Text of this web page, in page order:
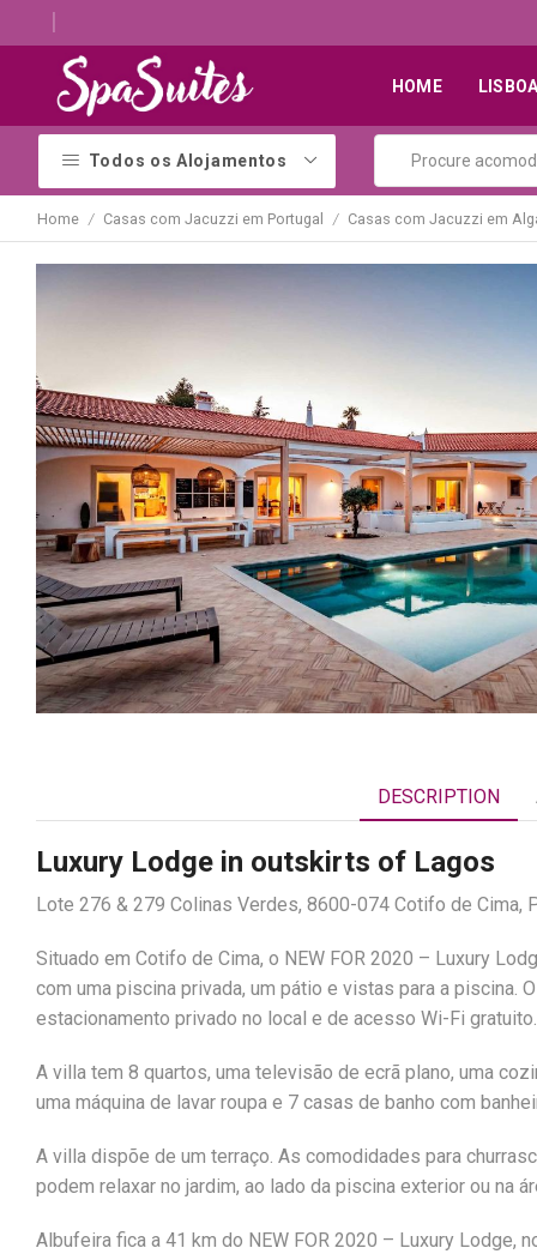
HOME
Todos os Alojamentos
Home / Casas com Jacuzzi em Portugal / Casas com Jacuzzi em
DESCRIPTION
Luxury Lodge in outskirts of Lagos
Lote 276 & 279 Colinas Verdes, 8600-074 Cotifo de Cima,
Situado em Cotifo de Cima, o NEW FOR 2020 – Luxury
com uma piscina privada, um pátio e vistas para a
estacionamento privado no local e de acesso Wi-Fi gratuito.
A villa tem 8 quartos, uma televisão de ecrã plano, uma
uma máquina de lavar roupa e 7 casas de banho com
A villa dispõe de um terraço. As comodidades para
podem relaxar no jardim, ao lado da piscina exterior ou na
Albufeira fica a 41 km do NEW FOR 2020 – Luxury Lodge,